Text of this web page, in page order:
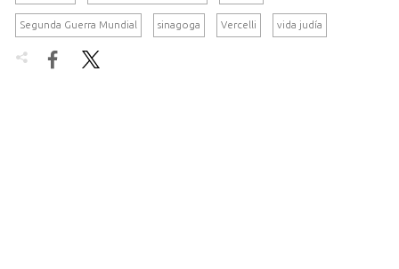
Segunda Guerra Mundial sinagoga Vercelli vida judía
 